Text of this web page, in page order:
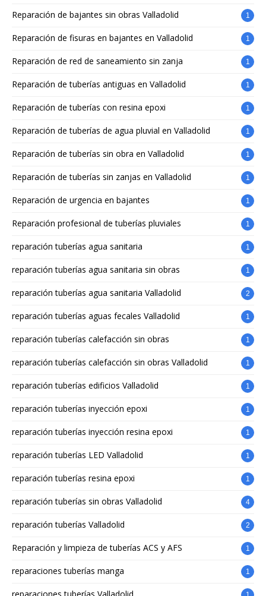
Reparación de bajantes sin obras Valladolid 1
Reparación de fisuras en bajantes en Valladolid 1
Reparación de red de saneamiento sin zanja 1
Reparación de tuberías antiguas en Valladolid 1
Reparación de tuberías con resina epoxi 1
Reparación de tuberías de agua pluvial en Valladolid 1
Reparación de tuberías sin obra en Valladolid 1
Reparación de tuberías sin zanjas en Valladolid 1
Reparación de urgencia en bajantes 1
Reparación profesional de tuberías pluviales 1
reparación tuberías agua sanitaria 1
reparación tuberías agua sanitaria sin obras 1
reparación tuberías agua sanitaria Valladolid 2
reparación tuberías aguas fecales Valladolid 1
reparación tuberías calefacción sin obras 1
reparación tuberías calefacción sin obras Valladolid 1
reparación tuberías edificios Valladolid 1
reparación tuberías inyección epoxi 1
reparación tuberías inyección resina epoxi 1
reparación tuberías LED Valladolid 1
reparación tuberías resina epoxi 1
reparación tuberías sin obras Valladolid 4
reparación tuberías Valladolid 2
Reparación y limpieza de tuberías ACS y AFS 1
reparaciones tuberías manga 1